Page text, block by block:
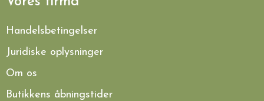
Handelsbetingelser
Juridiske oplysninger
Om os
Butikkens åbningstider